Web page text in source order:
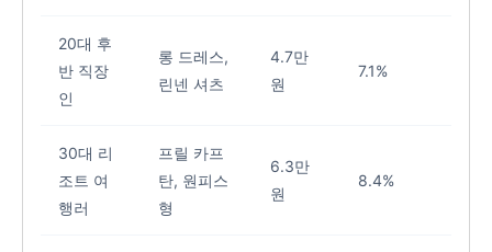
20대 후
반 직장
인
롱 드레스,
린넨 셔츠
4.7만
원
7.1%
30대 리
조트 여
행러
프릴 카프
탄, 원피스
형
6.3만
원
8.4%